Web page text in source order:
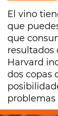
El vino
que
que
resultados
Harvard
dos copas
problemas